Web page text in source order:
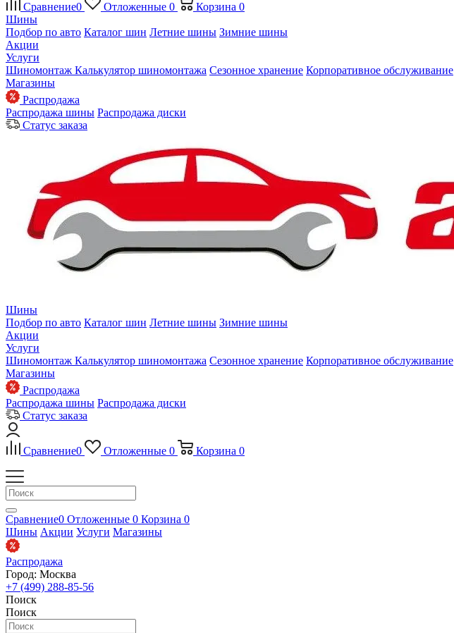
Сравнение0 Отложенные 0 Корзина 0
Шины
Подбор по авто Каталог шин Летние шины Зимние шины
Акции
Услуги
Шиномонтаж Калькулятор шиномонтажа Сезонное хранение Корпоративное обслуживание
Магазины
Распродажа
Распродажа шины Распродажа диски
Статус заказа
Шины
Подбор по авто Каталог шин Летние шины Зимние шины
Акции
Услуги
Шиномонтаж Калькулятор шиномонтажа Сезонное хранение Корпоративное обслуживание
Магазины
Распродажа
Распродажа шины Распродажа диски
Статус заказа
Сравнение0 Отложенные 0 Корзина 0
Сравнение0 Отложенные 0 Корзина 0
Шины Акции Услуги Магазины
Распродажа
Город: Москва
+7 (499) 288-85-56
Поиск
Поиск